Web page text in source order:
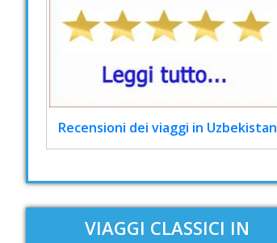
Recensioni dei viaggi in Uzbekistan
VIAGGI CLASSICI IN